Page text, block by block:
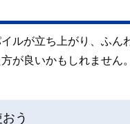
ルが立ち上がり、ふ
が良いかもしれません。
う